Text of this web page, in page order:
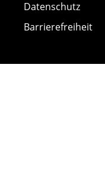
Datenschutz
Barrierefreiheit